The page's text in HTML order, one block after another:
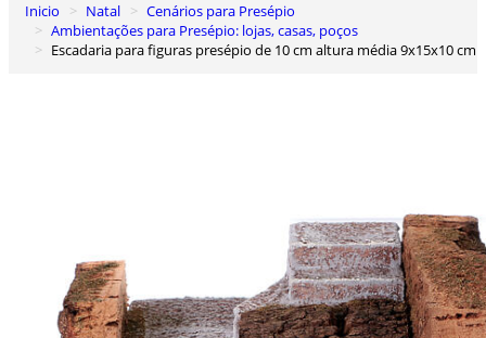
Carrinho de Compras
Inicio Natal
Cenários para Presépio
Ambientações para Presépio: lojas, casas, poços
Escadaria para figuras presépio de 10 cm altura média 9x15x10 cm